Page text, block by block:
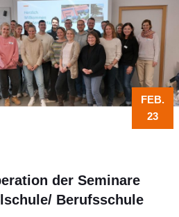
der Seminare
Berufsschule
FEB.
23